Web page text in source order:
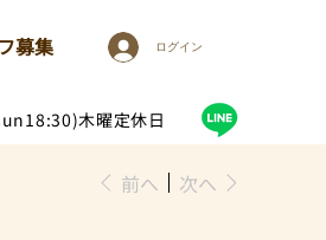
木曜定休日
募集 ログイン
前へ 次へ